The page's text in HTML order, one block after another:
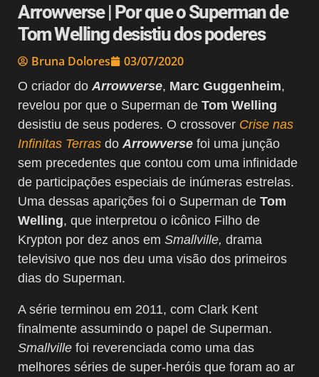
Arrowverse | Por que o Superman de
Tom Welling desistiu dos poderes
Bruna Dolores 03/07/2020
O criador do Arrowverse, Marc Guggenheim,
revelou por que o Superman de Tom Welling
desistiu de seus poderes. O crossover Crise nas
Infinitas Terras do Arrowverse foi uma junção
sem precedentes que contou com uma infinidade
de participações especiais de inúmeras estrelas.
Uma dessas aparições foi o Superman de Tom
Welling, que interpretou o icônico Filho de
Krypton por dez anos em Smallville, drama
televisivo que nos deu uma visão dos primeiros
dias do Superman.
A série terminou em 2011, com Clark Kent
finalmente assumindo o papel de Superman.
Smallville foi reverenciada como uma das
melhores séries de super-heróis que foram ao ar